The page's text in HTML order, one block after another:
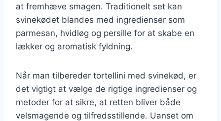
at fremhæve smagen. Traditionelt set kan
svinekødet blandes med ingredienser som
parmesan, hvidløg og persille for at skabe en
lækker og aromatisk fyldning.
Når man tilbereder tortellini med svinekød, er
det vigtigt at vælge de rigtige ingredienser og
metoder for at sikre, at retten bliver både
velsmagende og tilfredsstillende. Uanset om